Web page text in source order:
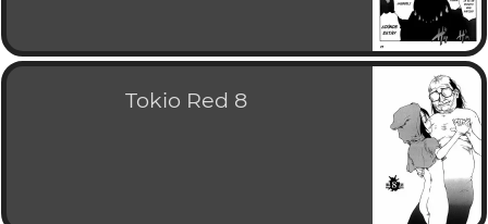
Tokio Red 8